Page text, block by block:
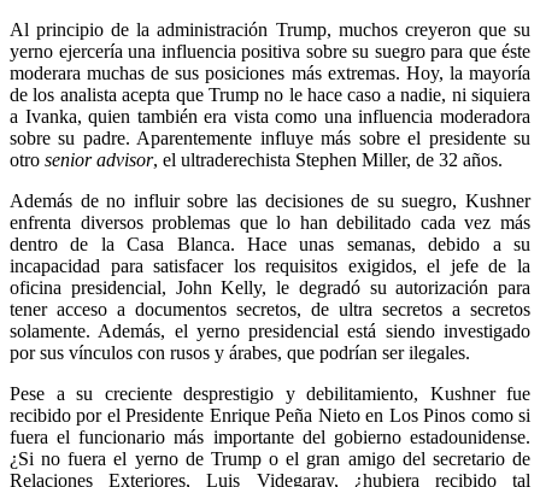
Al principio de la administración Trump, muchos creyeron que su
yerno ejercería una influencia positiva sobre su suegro para que éste
moderara muchas de sus posiciones más extremas. Hoy, la mayoría
de los analista acepta que Trump no le hace caso a nadie, ni siquiera
a Ivanka, quien también era vista como una influencia moderadora
sobre su padre. Aparentemente influye más sobre el presidente su
otro senior advisor, el ultraderechista Stephen Miller, de 32 años.
Además de no influir sobre las decisiones de su suegro, Kushner
enfrenta diversos problemas que lo han debilitado cada vez más
dentro de la Casa Blanca. Hace unas semanas, debido a su
incapacidad para satisfacer los requisitos exigidos, el jefe de la
oficina presidencial, John Kelly, le degradó su autorización para
tener acceso a documentos secretos, de ultra secretos a secretos
solamente. Además, el yerno presidencial está siendo investigado
por sus vínculos con rusos y árabes, que podrían ser ilegales.
Pese a su creciente desprestigio y debilitamiento, Kushner fue
recibido por el Presidente Enrique Peña Nieto en Los Pinos como si
fuera el funcionario más importante del gobierno estadounidense.
¿Si no fuera el yerno de Trump o el gran amigo del secretario de
Relaciones Exteriores, Luis Videgaray, ¿hubiera recibido tal